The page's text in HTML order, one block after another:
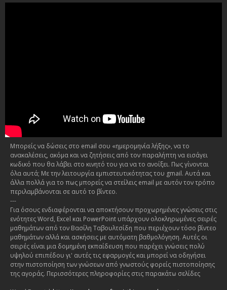
Μπορείς να δώσεις στο email σου «ημερομηνία λήξης», να το
ανακαλέσεις, ακόμα και να ζητήσεις από τον παραλήπτη να εισάγει
κωδικό που θα λάβει στο κινητό του για να το ανοίξει. Πως γίνονται
όλα αυτά; Με την λειτουργία εμπιστευτικότητας του gmail. Αυτά και
άλλα πολλά για το πως μπορείς να στείλεις email με αυτόν τον τρόπο
περιλαμβάνονται σε αυτό το βίντεο.
---
Για όσους ενδιαφέρονται να αποκτήσουν προχωρημένες γνώσεις στις
ενότητες Word, Excel και PowerPoint υπάρχουν ολοκληρωμένες σειρές
μαθημάτων από τον Βασίλη Ταβουλτσίδη που περιέχουν τόσο βίντεο
μαθημάτων αλλά και ασκήσεις με αυτόματη βαθμολόγηση. Αυτές οι
σειρές είναι μια δομημένη εκπαίδευση που παρέχει γνώσεις πολύ
υψηλού επιπέδου γι' αυτές τις εφαρμογές και μπορεί να οδηγήσει
στην πιστοποίηση των γνώσεων από γνωστούς φορείς πιστοποίησης
της αγοράς. Περισσότερες πληροφορίες στις παρακάτω σελίδες